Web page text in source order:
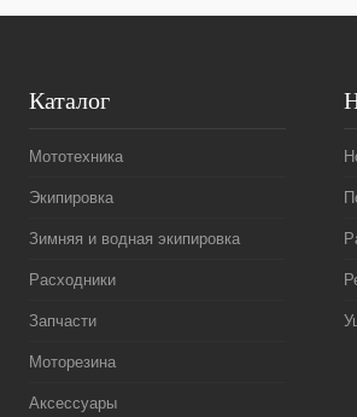
Каталог
Мототехника
Экипировка
Зимняя и водная экипировка
Расходники
Запчасти
Моторезина
Аксессуары